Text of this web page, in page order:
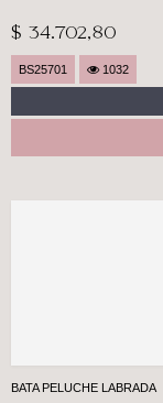
$ 34.702,80
BS25701 1032
BATA PELUCHE LABRADA